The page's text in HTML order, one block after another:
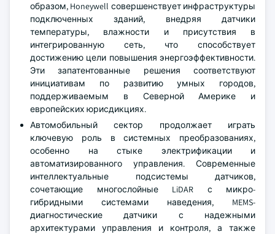
образом, Honeywell совершенствует инфраструктуры
подключенных зданий, внедряя датчики
температуры, влажности и присутствия в
интегрированную сеть, что способствует
достижению цели повышения энергоэффективности.
Эти запатентованные решения соответствуют
инициативам по развитию умных городов,
поддерживаемым в Северной Америке и
европейских юрисдикциях.
Автомобильный сектор продолжает играть
ключевую роль в системных преобразованиях,
особенно на стыке электрификации и
автоматизированного управления. Современные
интеллектуальные подсистемы датчиков,
сочетающие многослойные LiDAR с микро-
гибридными системами наведения, MEMS-
диагностические датчики с надежными
архитектурами управления и контроля, а также